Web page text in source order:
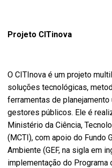
Projeto CITinova
O CITInova é um projeto
soluções tecnológicas,
ferramentas de planejamento
gestores públicos. Ele é
Ministério da Ciência,
(MCTI), com apoio do Fundo
Ambiente (GEF, na sigla em
implementação do Programa